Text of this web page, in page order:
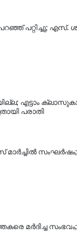
പറ്റിച്ചു; എസ്.
എട്ടാം
പരാതി
സംഘർഷം;
മര്‍ദിച്ച സംഭവം;